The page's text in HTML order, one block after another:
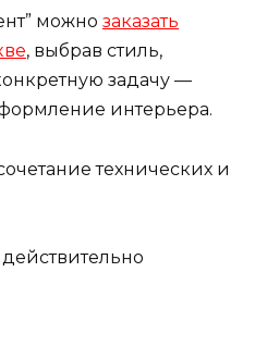
можно заказать
, выбрав стиль,
задачу —
интерьера.
технических и